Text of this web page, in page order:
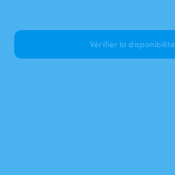
Vérifier la disponibilité